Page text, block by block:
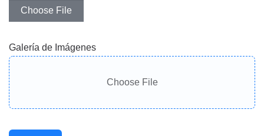
Choose File
Galería de Imágenes
Choose File